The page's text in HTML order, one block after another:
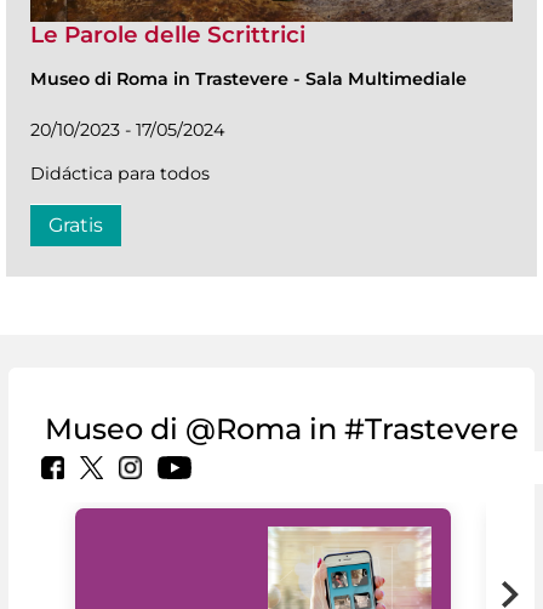
Le Parole delle Scrittrici
Museo di Roma in Trastevere - Sala Multimediale
20/10/2023 - 17/05/2024
Didáctica para todos
Gratis
Museo di @Roma in #Trastevere